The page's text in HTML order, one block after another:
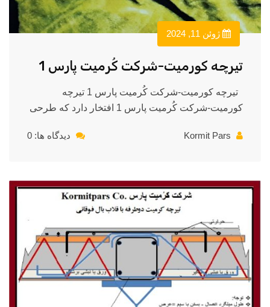
ژوئن 11, 2024
تیرچه کورمیت-شرکت کُرمیت پارس 1
تیرچه کورمیت-شرکت کُرمیت پارس 1 تیرچه
کورمیت-شرکت کُرمیت پارس 1 افتخار دارد که طرحی
Kormit Pars دیدگاه ها: 0